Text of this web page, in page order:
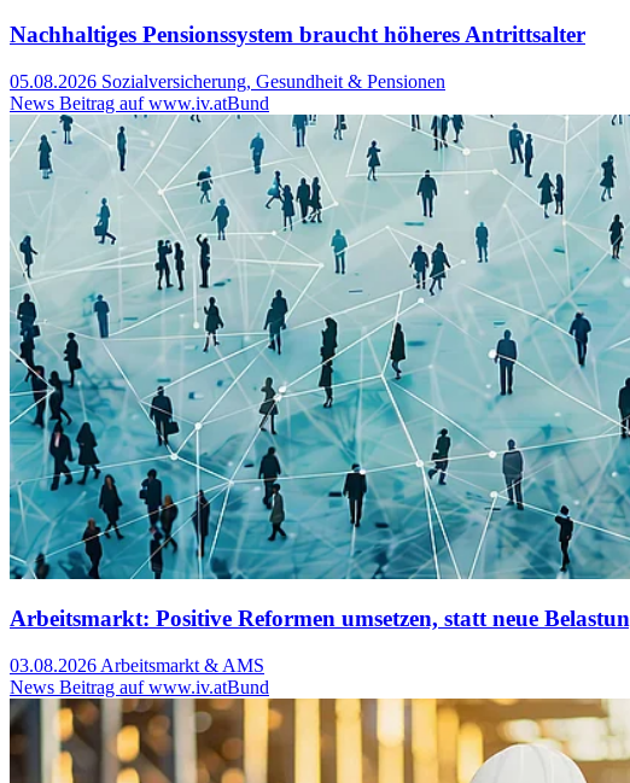
Nachhaltiges Pensionssystem braucht höheres Antrittsalter
05.08.2026 Sozialversicherung, Gesundheit & Pensionen
News Beitrag auf www.iv.atBund
Arbeitsmarkt: Positive Reformen umsetzen, statt neue
03.08.2026 Arbeitsmarkt & AMS
News Beitrag auf www.iv.atBund